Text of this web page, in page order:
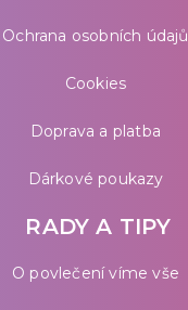
Ochrana osobních údajů
Cookies
Doprava a platba
Dárkové poukazy
RADY A TIPY
O povlečení víme vše